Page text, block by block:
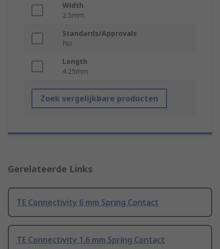
Width
2.5mm
Standards/Approvals
No
Length
4.25mm
Zoek vergelijkbare producten
Gerelateerde Links
TE Connectivity 6 mm Spring Contact
TE Connectivity 1.6 mm Spring Contact